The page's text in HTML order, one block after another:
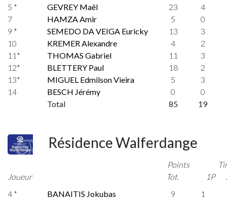
5 * GEVREY Maël 23
4
7
HAMZA Amir 5
0
9 *
SEMEDO DA VEIGA Euricky 13
3
10
KREMER Alexandre 4
2
11*
THOMAS Gabriel 11
3
12*
BLETTERY Paul 18
2
13*
MIGUEL Edmilson Vieira 5
3
14
BESCH Jérémy 0
0
Total
85 19
Résidence Walferdange
Joueur
Points
Tot.
1P
4 *
BANAITIS Jokubas 9
1